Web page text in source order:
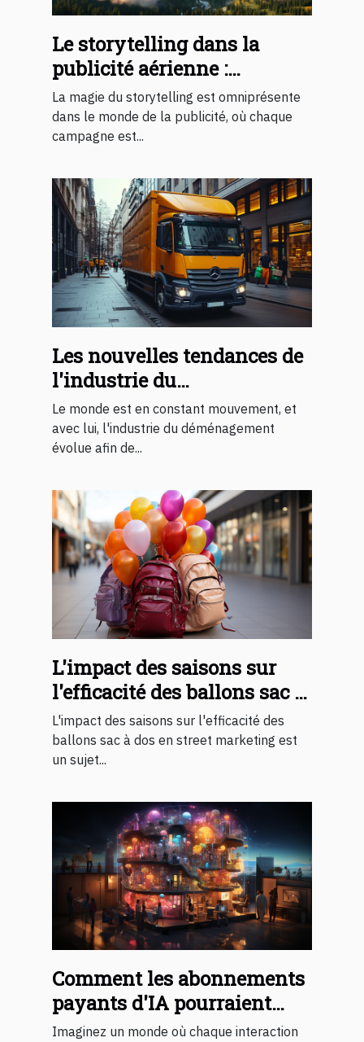
Le storytelling dans la
publicité aérienne :
comment les montgolfières
racontent une histoire
La magie du storytelling est omniprésente
dans le monde de la publicité, où chaque
campagne est...
Les nouvelles tendances de
l'industrie du
déménagement
Le monde est en constant mouvement, et
avec lui, l'industrie du déménagement
évolue afin de...
L'impact des saisons sur
l'efficacité des ballons sac à
dos en street marketing
L'impact des saisons sur l'efficacité des
ballons sac à dos en street marketing est
un sujet...
Comment les abonnements
payants d'IA pourraient
changer notre quotidien
Imaginez un monde où chaque interaction